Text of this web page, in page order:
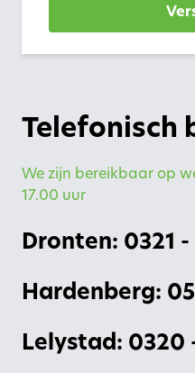
Telefonisch
We zijn bereikbaar op
17.00 uur
Dronten: 0321 -
Hardenberg:
Lelystad: 0320